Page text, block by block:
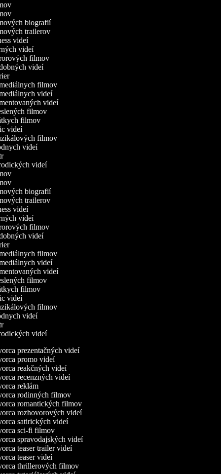
biografií
trailerov
videí
videí
filmov
videí
filmov
videí
videí
filmov
filmov
videí
filmov
videí
videí
biografií
trailerov
videí
videí
filmov
videí
filmov
videí
videí
filmov
filmov
videí
filmov
videí
videí
prezentačných videí
promo videí
reakčných videí
recenzných videí
reklám
rodinných filmov
romantických filmov
rozhovorových videí
satirických videí
sci-fi filmov
spravodajských videí
teaser trailer videí
teaser videí
thrillerových filmov